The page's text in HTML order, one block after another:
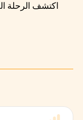
اكتشف الرحلة